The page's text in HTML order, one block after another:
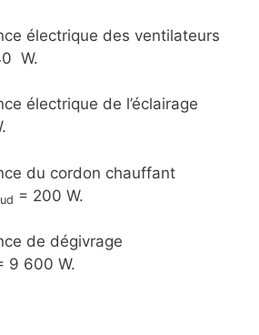
électrique des ventilateurs
W.
électrique de l’éclairage
du cordon chauffant
= 200 W.
de dégivrage
9 600 W.